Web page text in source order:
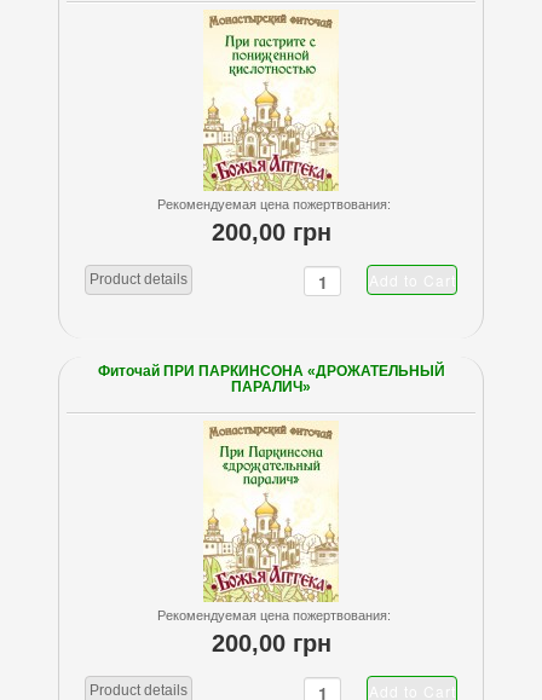
Рекомендуемая цена пожертвования:
200,00 грн
Product details
Фиточай ПРИ ПАРКИНСОНА «ДРОЖАТЕЛЬНЫЙ
ПАРАЛИЧ»
Рекомендуемая цена пожертвования:
200,00 грн
Product details